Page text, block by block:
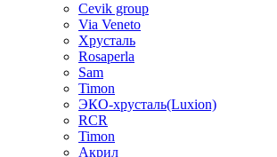
Cevik group
Via Veneto
Хрусталь
Rosaperla
Sam
Timon
ЭКО-хрусталь(Luxion)
RCR
Timon
Акрил